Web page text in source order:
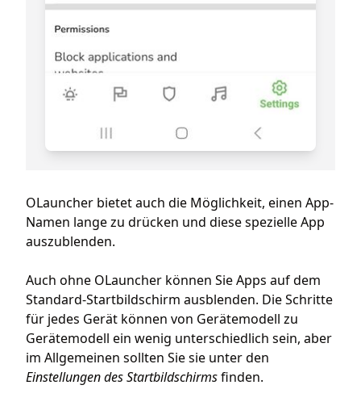
OLauncher bietet auch die Möglichkeit, einen App-
Namen lange zu drücken und diese spezielle App
auszublenden.
Auch ohne OLauncher können Sie Apps auf dem
Standard-Startbildschirm ausblenden. Die Schritte
für jedes Gerät können von Gerätemodell zu
Gerätemodell ein wenig unterschiedlich sein, aber
im Allgemeinen sollten Sie sie unter den
Einstellungen des Startbildschirmsfinden.